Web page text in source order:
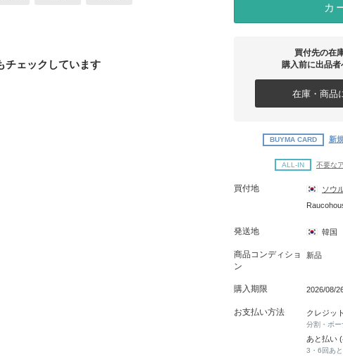
チェックしています
カ
買付先の在
購入前に出品者
在庫・商品
BUYMA CARD 新
ALL-IN 不要な
買付地
ソウ
発送地 韓国
商品コンディショ
ン
新品
購入期限 2026/08/
お支払い方法 クレジッ
分割・ボー
あと払い
3・6回あ